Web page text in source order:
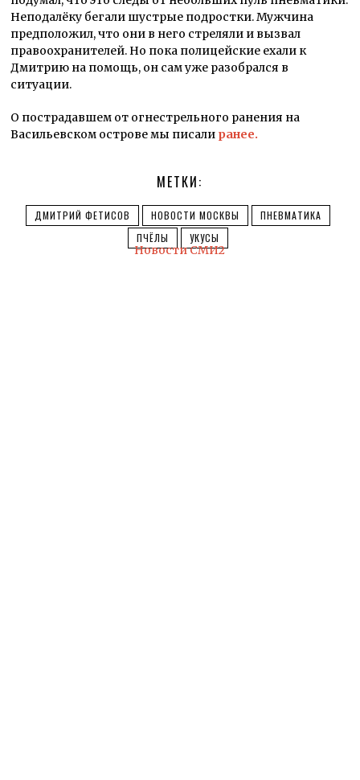
Неподалёку бегали шустрые подростки. Мужчина
предположил, что они в него стреляли и вызвал
правоохранителей. Но пока полицейские ехали к
Дмитрию на помощь, он сам уже разобрался в
ситуации.
О пострадавшем от огнестрельного ранения на
Васильевском острове мы писали ранее.
МЕТКИ:
ДМИТРИЙ ФЕТИСОВ НОВОСТИ МОСКВЫ
ПНЕВМАТИКА
ПЧЁЛЫ
УКУСЫ
Новости СМИ2